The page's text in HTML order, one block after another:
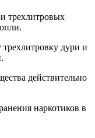
трехлитровых
дури и
действительно
наркотиков в